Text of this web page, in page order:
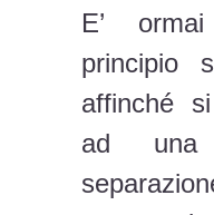
E’
principio
affinché
ad una